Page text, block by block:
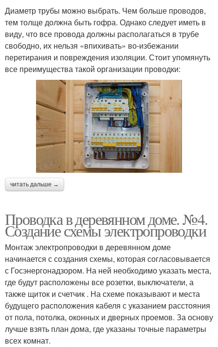
Диаметр трубы можно выбрать. Чем больше проводов,
тем толще должна быть гофра. Однако следует иметь в
виду, что все провода должны располагаться в трубе
свободно, их нельзя «впихивать» во-избежании
перетирания и повреждения изоляции. Стоит упомянуть
все преимущества такой организации проводки:
читать дальше →
Проводка в деревянном доме. №4.
Создание схемы электропроводки
Монтаж электропроводки в деревянном доме
начинается с создания схемы, которая согласовывается
с Госэнергонадзором. На ней необходимо указать места,
где будут расположены все розетки, выключатели, а
также щиток и счетчик . На схеме показывают и места
будущего расположения кабеля с указанием расстояния
от пола, потолка, оконных и дверных проемов. За основу
лучше взять план дома, где указаны точные параметры
всех комнат.